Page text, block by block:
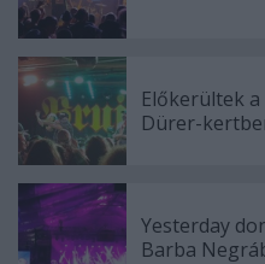
Előkerültek
Dürer-
Yesterday
Barba